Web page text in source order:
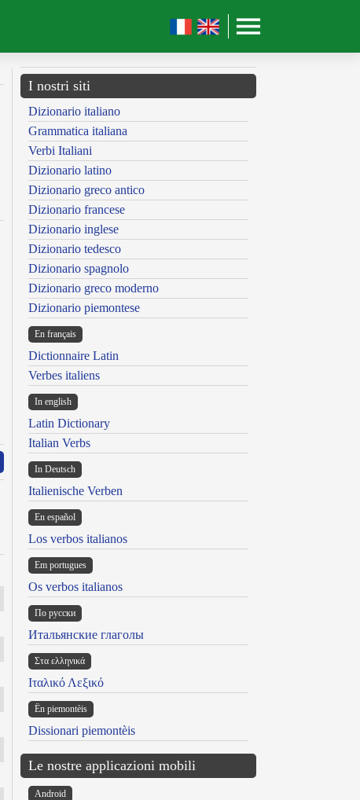
I nostri siti
Dizionario italiano
Grammatica italiana
Verbi Italiani
Dizionario latino
Dizionario greco antico
Dizionario francese
Dizionario inglese
Dizionario tedesco
Dizionario spagnolo
Dizionario greco moderno
Dizionario piemontese
En français
Dictionnaire Latin
Verbes italiens
In english
Latin Dictionary
Italian Verbs
In Deutsch
Italienische Verben
En español
Los verbos italianos
Em portugues
Os verbos italianos
По русски
Итальянские глаголы
Στα ελληνικά
Ιταλικό Λεξικό
Ën piemontèis
Dissionari piemontèis
Le nostre applicazioni mobili
Android